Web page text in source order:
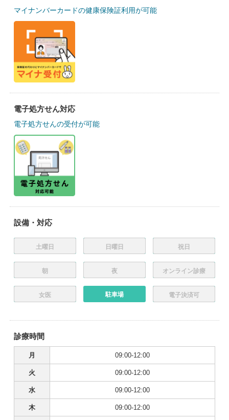
マイナンバーカードの健康保険証利用が可能
電子処方せん対応
電子処方せんの受付が可能
設備・対応
土曜日 日曜日 祝日
朝 夜 オンライン診療
女医 駐車場 電子決済可
診療時間
月 09:00-12:00
火 09:00-12:00
水 09:00-12:00
木 09:00-12:00